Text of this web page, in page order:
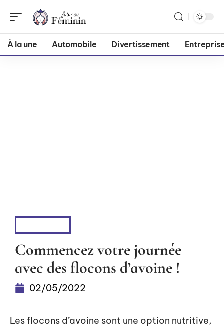
À la une Automobile Divertissement
Commencez votre journée
avec des flocons d’avoine !
02/05/2022
Les flocons d’avoine sont une option nutritive,